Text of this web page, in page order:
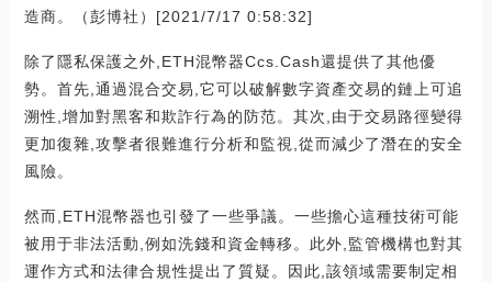
造商。（彭博社）[2021/7/17 0:58:32]
除了隱私保護之外,ETH混幣器Ccs.Cash還提供了其他優
勢。首先,通過混合交易,它可以破解數字資產交易的鏈上可追
溯性,增加對黑客和欺詐行為的防范。其次,由于交易路徑變得
更加復雜,攻擊者很難進行分析和監視,從而減少了潛在的安全
風險。
然而,ETH混幣器也引發了一些爭議。一些擔心這種技術可能
被用于非法活動,例如洗錢和資金轉移。此外,監管機構也對其
運作方式和法律合規性提出了質疑。因此,該領域需要制定相